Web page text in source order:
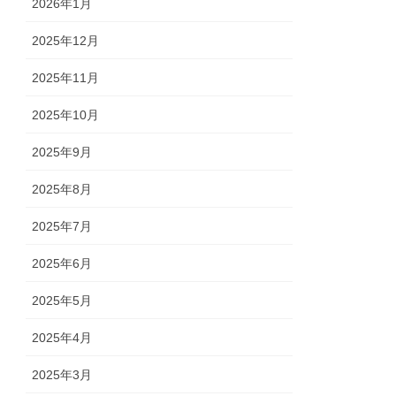
2026年1月
2025年12月
2025年11月
2025年10月
2025年9月
2025年8月
2025年7月
2025年6月
2025年5月
2025年4月
2025年3月